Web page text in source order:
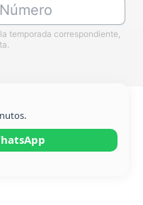
Número
temporada correspondiente,